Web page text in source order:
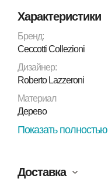
Характеристики
Бренд:
Ceccotti Collezioni
Дизайнер:
Roberto Lazzeroni
Материал
Дерево
Показать полностью
Доставка